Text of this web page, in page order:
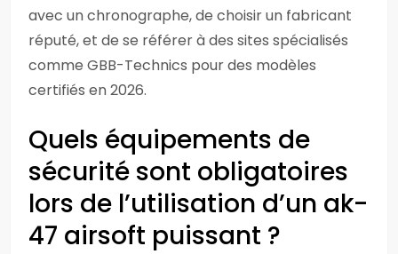
avec un chronographe, de choisir un fabricant
réputé, et de se référer à des sites spécialisés
comme GBB-Technics pour des modèles
certifiés en 2026.
Quels équipements de
sécurité sont obligatoires
lors de l’utilisation d’un ak-
47 airsoft puissant ?